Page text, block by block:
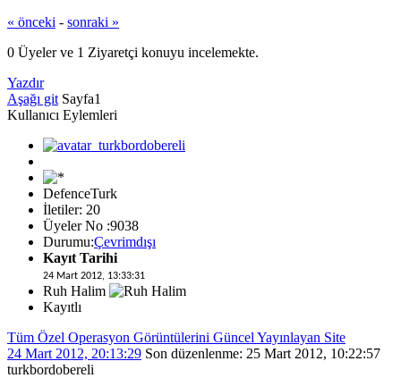
« önceki - sonraki »
0 Üyeler ve 1 Ziyaretçi konuyu incelemekte.
Yazdır
Aşağı git Sayfa1
Kullanıcı Eylemleri
DefenceTurk
İletiler: 20
Üyeler No :9038
Durumu:Çevrimdışı
Kayıt Tarihi
24 Mart 2012, 13:33:31
Ruh Halim
Kayıtlı
Tüm Özel Operasyon Görüntülerini Güncel Yayınlayan Site
24 Mart 2012, 20:13:29 Son düzenlenme: 25 Mart 2012, 10:22:57
turkbordobereli